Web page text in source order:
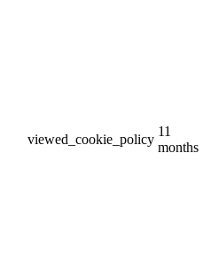
viewed_cookie_policy
11
months